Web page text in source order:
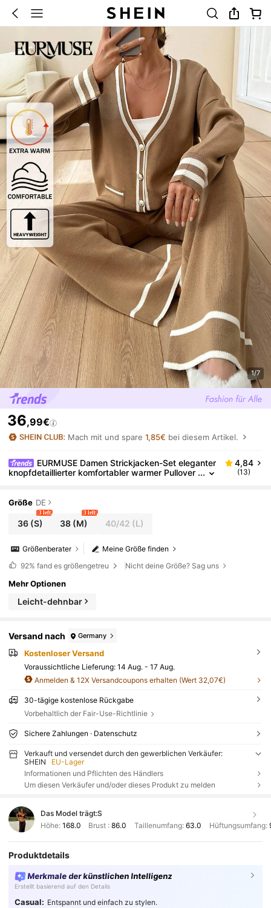
1/7
36,99€
Mach mit und spare1,85€ bei diesem Artikel.
EURMUSE Damen Strickjacken-Set eleganter
knopfdetaillierter komfortabler warmer Pullover
4,84
(13)
Größe DE
36(S)
3 left
38 (M)
3 left
40/42 (L)
Meine Größe finden
Größenberater
92% fand es größengetreu Nicht deine Größe? Sag uns
Mehr Optionen
Leicht-dehnbar
Versand nach Germany
Kostenloser Versand
Voraussichtliche Lieferung: 14 Aug. - 17 Aug.
Anmelden & 12X Versandcoupons erhalten (Wert 32,07€)
30-tägige kostenlose Rückgabe
Vorbehaltlich der Fair-Use-Richtlinie
Sichere Zahlungen · Datenschutz
Verkauft und versendet durch den gewerblichen Verkäufer:
SHEIN
EU-Lager
Informationen und Pflichten des Händlers
Um diesen Verkäufer und/oder dieses Produkt zu melden
Das Model trägt:S
Höhe: 168.0 Brust :86.0 Taillenumfang: 63.0 Hüftungsumfang:
Produktdetails
Merkmale der künstlichen Intelligenz
Erstellt basierend auf den Details
Casual: Entspannt und einfach zu stylen.